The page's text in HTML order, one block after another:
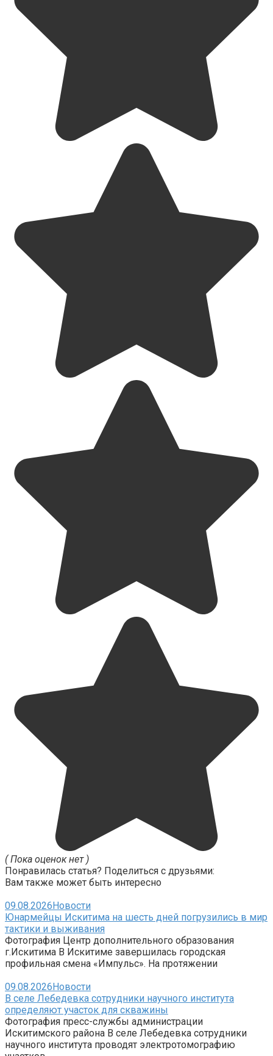
( Пока оценок нет )
Понравилась статья? Поделиться с друзьями:
Вам также может быть интересно
09.08.2026Новости
Юнармейцы Искитима на шесть дней погрузились в мир
тактики и выживания
Фотография Центр дополнительного образования
г.Искитима В Искитиме завершилась городская
профильная смена «Импульс». На протяжении
09.08.2026Новости
В селе Лебедевка сотрудники научного института
определяют участок для скважины
Фотография пресс-службы администрации
Искитимского района В селе Лебедевка сотрудники
научного института проводят электротомографию